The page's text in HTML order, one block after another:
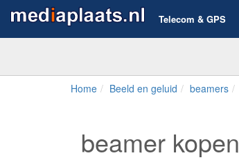
Telecom & GPS
Home Beeld en geluid beamers
beamer kopen